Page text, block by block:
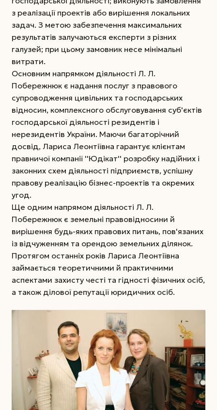
з реалізації проектів або вирішення локальних
задач. З метою забезпечення максимальних
результатів залучаються експерти з різних
галузей; при цьому замовник несе мінімальні
витрати.
Основним напрямком діяльності Л. Л.
Побережнюк є надання послуг з правового
супроводження цивільних та господарських
відносин, комплексного обслуговування суб'єктів
господарської діяльності резидентів і
нерезидентів України. Маючи багаторічний
досвід, Лариса Леонтіївна гарантує клієнтам
правничої компанії ''Юдікат'' розробку надійних і
законних схем діяльності підприємств, успішну
правову реалізацію бізнес-проектів та окремих
угод.
Ще одним напрямом діяльності Л. Л.
Побережнюк є земельні правовідносини й
вирішення будь-яких правових питань, пов'язаних
із відчуженням та орендою земельних ділянок.
Протягом останніх років Лариса Леонтіївна
займається теоретичними й практичними
аспектами захисту честі та гідності фізичних осіб,
а також ділової репутації юридичних осіб.